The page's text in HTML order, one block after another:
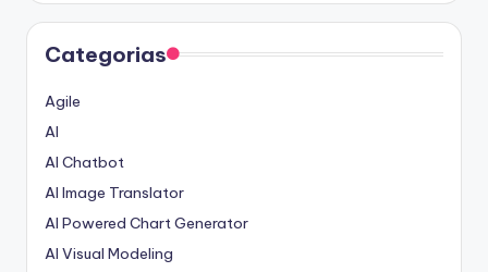
Categorias
Agile
AI
AI Chatbot
AI Image Translator
AI Powered Chart Generator
AI Visual Modeling